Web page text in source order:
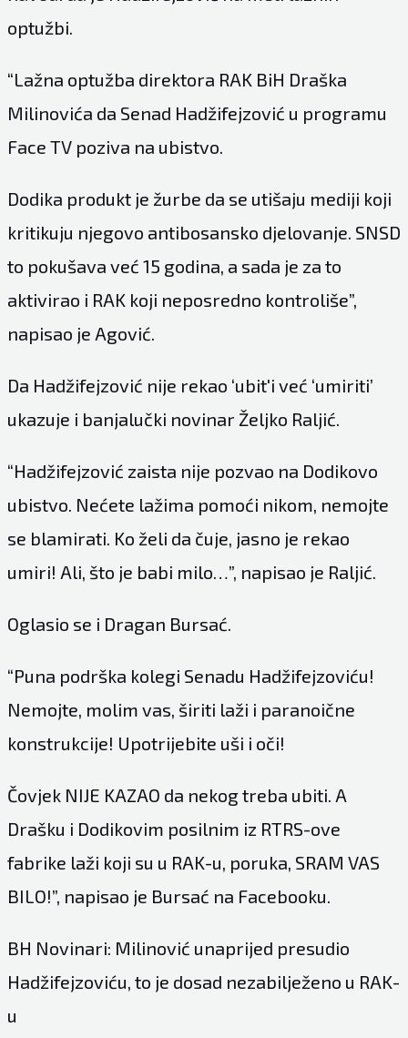
optužbi.
“Lažna optužba direktora RAK BiH Draška
Milinovića da Senad Hadžifejzović u programu
Face TV poziva na ubistvo.
Dodika produkt je žurbe da se utišaju mediji koji
kritikuju njegovo antibosansko djelovanje. SNSD
to pokušava već 15 godina, a sada je za to
aktivirao i RAK koji neposredno kontroliše”,
napisao je Agović.
Da Hadžifejzović nije rekao ‘ubit'i već ‘umiriti’
ukazuje i banjalučki novinar Željko Raljić.
“Hadžifejzović zaista nije pozvao na Dodikovo
ubistvo. Nećete lažima pomoći nikom, nemojte
se blamirati. Ko želi da čuje, jasno je rekao
umiri! Ali, što je babi milo…”, napisao je Raljić.
Oglasio se i Dragan Bursać.
“Puna podrška kolegi Senadu Hadžifejzoviću!
Nemojte, molim vas, širiti laži i paranoične
konstrukcije! Upotrijebite uši i oči!
Čovjek NIJE KAZAO da nekog treba ubiti. A
Drašku i Dodikovim posilnim iz RTRS-ove
fabrike laži koji su u RAK-u, poruka, SRAM VAS
BILO!”, napisao je Bursać na Facebooku.
BH Novinari: Milinović unaprijed presudio
Hadžifejzoviću, to je dosad nezabilježeno u RAK-
u